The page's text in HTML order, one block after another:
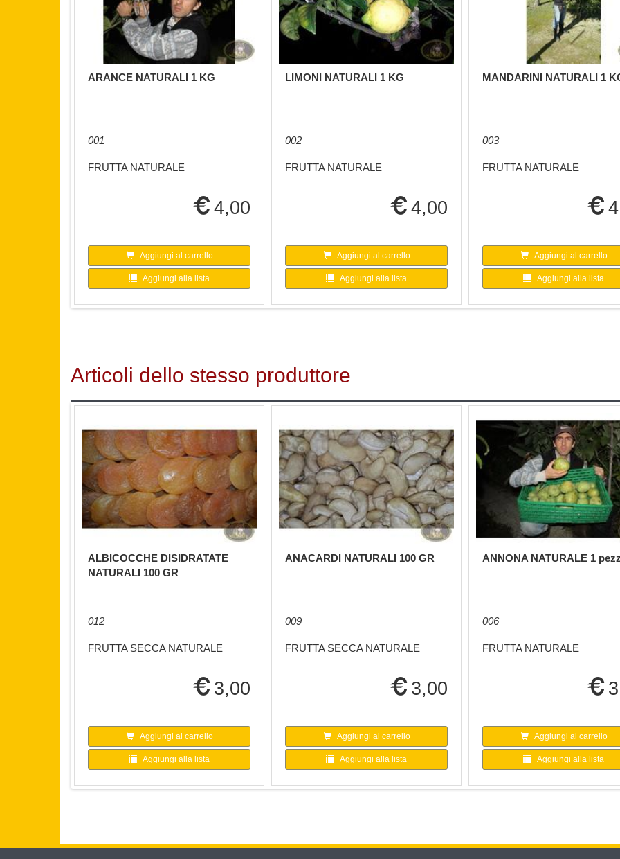
ARANCE NATURALI 1 KG
001
FRUTTA NATURALE
4,00
Aggiungi al carrello
Aggiungi alla lista
LIMONI NATURALI 1 KG
002
FRUTTA NATURALE
4,00
Aggiungi al carrello
Aggiungi alla lista
MANDARINI NATURALI 1
003
FRUTTA NATURALE
Aggiungi al carrello
Aggiungi alla lista
Articoli dello stesso produttore
ALBICOCCHE DISIDRATATE
NATURALI 100 GR
012
FRUTTA SECCA NATURALE
3,00
Aggiungi al carrello
Aggiungi alla lista
ANACARDI NATURALI 100 GR
009
FRUTTA SECCA NATURALE
3,00
Aggiungi al carrello
Aggiungi alla lista
ANNONA NATURALE 1
006
FRUTTA NATURALE
Aggiungi al carrello
Aggiungi alla lista